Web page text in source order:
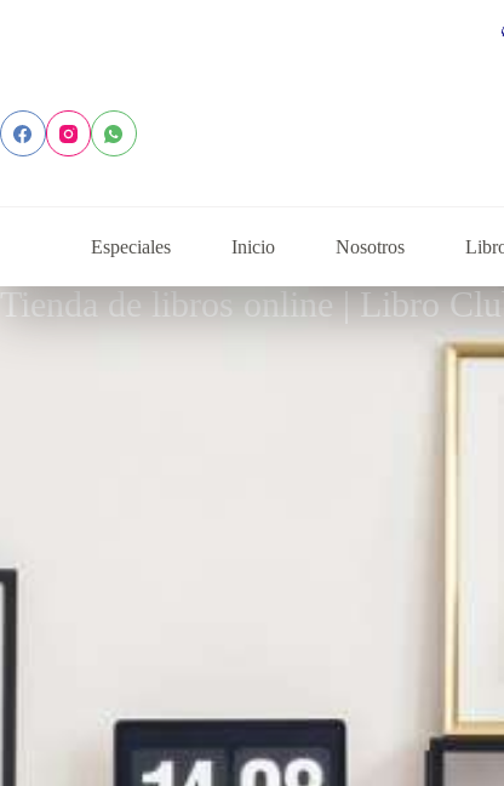
Explora la colección de
Especiales Inicio Nosotros
Tienda de libros online | Libro